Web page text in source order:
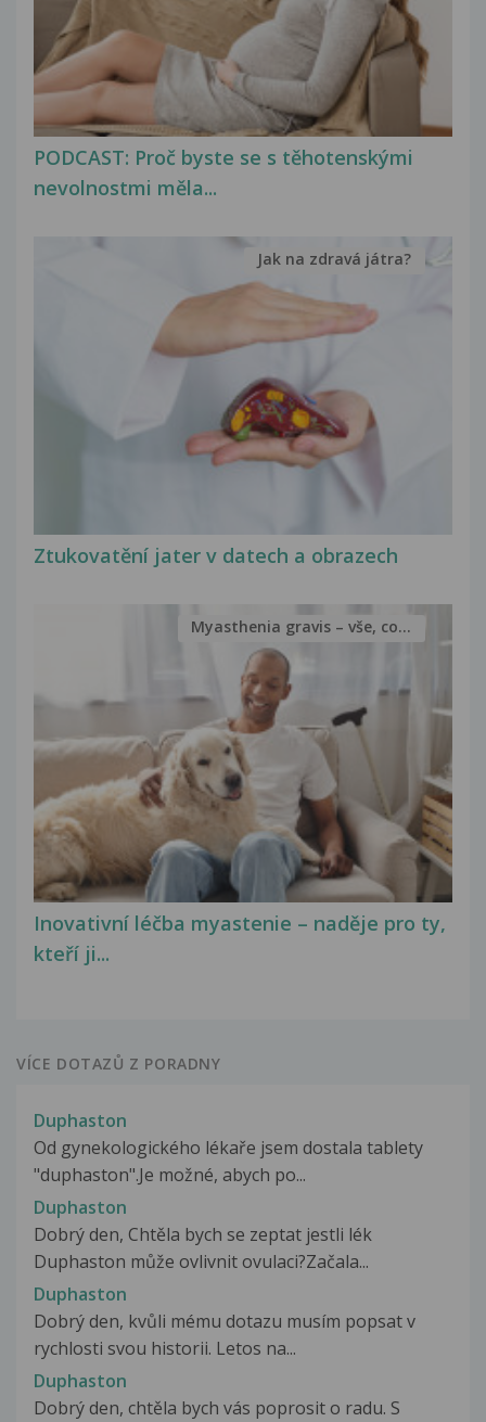
PODCAST: Proč byste se s těhotenskými
nevolnostmi měla...
Ztukovatění jater v datech a obrazech
Jak na zdravá játra?
Inovativní léčba myastenie – naděje pro ty,
kteří ji...
Myasthenia gravis – vše, co...
VÍCE DOTAZŮ Z PORADNY
Duphaston
Od gynekologického lékaře jsem dostala tablety
"duphaston".Je možné, abych po...
Duphaston
Dobrý den, Chtěla bych se zeptat jestli lék
Duphaston může ovlivnit ovulaci?Začala...
Duphaston
Dobrý den, kvůli mému dotazu musím popsat v
rychlosti svou historii. Letos na...
Duphaston
Dobrý den, chtěla bych vás poprosit o radu. S